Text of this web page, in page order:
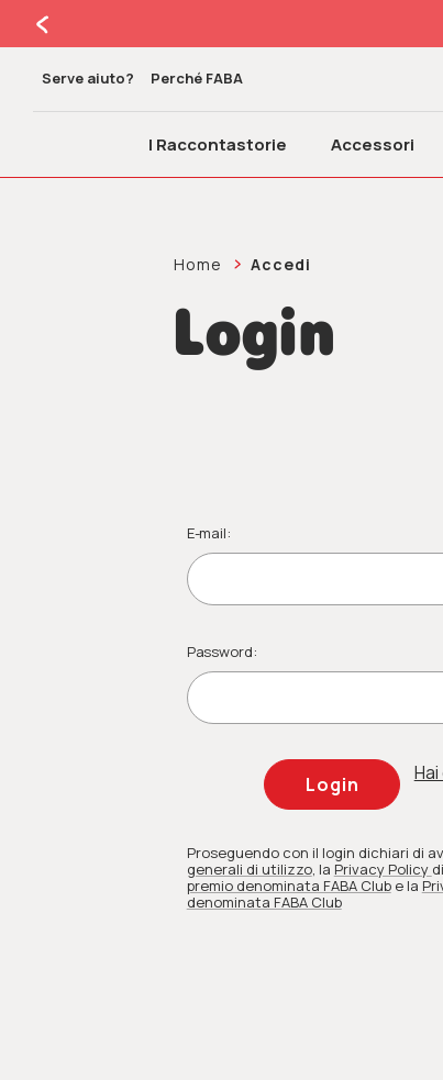
Serve aiuto? Perché FABA
I Raccontastorie Accessori
Home Accedi
Login
E-mail:
Password:
Proseguendo con il login dichiari di
generali di utilizzo, la Privacy Policy
premio denominata FABA Club e la
denominata FABA Club